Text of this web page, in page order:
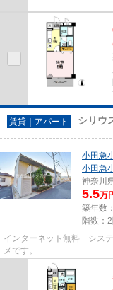
賃貸｜アパート シリウ
小田急
小田急
神奈川
5.5万
築年数
階数：
インターネット無料 シス
メです。